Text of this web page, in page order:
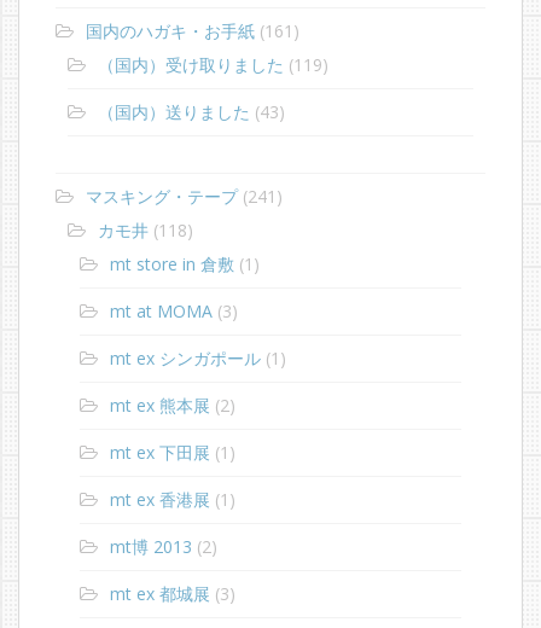
国内のハガキ・お手紙 (161)
（国内）受け取りました (119)
（国内）送りました (43)
マスキング・テープ(241)
カモ井 (118)
mt store in 倉敷 (1)
mt at MOMA (3)
mt ex シンガポール (1)
mt ex 熊本展 (2)
mt ex 下田展 (1)
mt ex 香港展 (1)
mt博 2013 (2)
mt ex 都城展 (3)